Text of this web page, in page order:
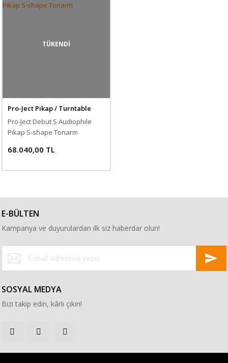
TÜKENDİ
Pro-Ject Pikap / Turntable
Pro-Ject Debut S Audiophile
Pikap S-shape Tonarm
68.040,00 TL
E-BÜLTEN
Kampanya ve duyurulardan ilk siz haberdar olun!
SOSYAL MEDYA
Bizi takip edin, kârlı çıkın!